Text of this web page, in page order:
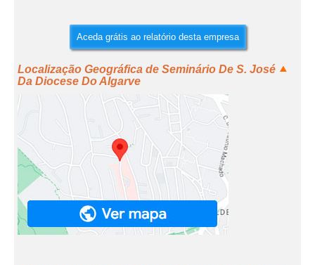
Aceda grátis ao relatório desta empresa
Localização Geográfica de Seminário De S. José
Da Diocese Do Algarve